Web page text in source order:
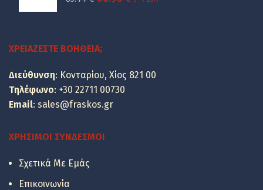
39.90 €.
ΧΡΕΙΆΖΕΣΤΕ ΒΟΉΘΕΙΑ;
Διεύθυνση: Κονταρίου, Χίος 821 00
Τηλέφωνο: +30 22711 00730
Email: sales@fraskos.gr
ΧΡΉΣΙΜΟΙ ΣΎΝΔΕΣΜΟΙ
Σχετικά Με Εμάς
Επικοινωνία